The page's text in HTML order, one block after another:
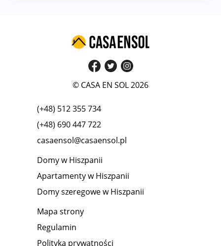
© CASA EN SOL 2026
(+48) 512 355 734
(+48) 690 447 722
casaensol@casaensol.pl
Domy w Hiszpanii
Apartamenty w Hiszpanii
Domy szeregowe w Hiszpanii
Mapa strony
Regulamin
Polityka prywatności